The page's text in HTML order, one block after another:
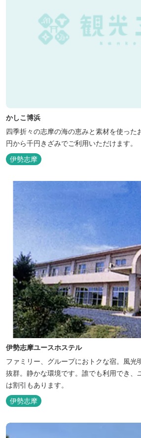
かしこ博浜
四季折々の志摩の海の恵みと素材を使った
円から千円きざみでご利用いただけます。
伊勢志摩
伊勢志摩ユースホステル
ファミリー、グループにおトクな宿。風光
抜群。静かな環境です。誰でも利用でき、
は割引もあります。
伊勢志摩